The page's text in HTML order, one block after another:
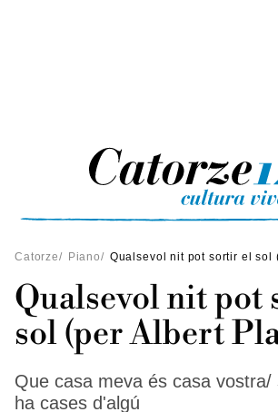
Catorze/ Piano/
Qualsevol nit pot
sol (per Albert
Que casa meva és casa vostra/
ha cases d'algú